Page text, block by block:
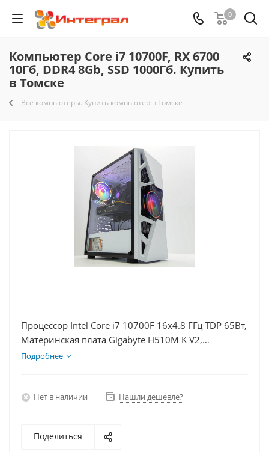
0
Компьютер Core i7 10700F, RX 6700
10Гб, DDR4 8Gb, SSD 1000Гб. Купить
в Томске
Все компьютеры. Купить компьютер в Томске
Процессор Intel Core i7 10700F 16x4.8 ГГц TDP 65Вт,
Материнская плата Gigabyte H510M K V2,
Видеокарта RX 6700 10Гб, Память DDR4 8Gb,
Подробнее
Нет в наличии Нашли дешевле?
Поделиться